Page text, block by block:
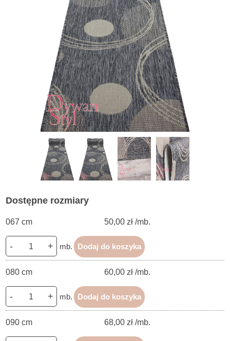
Dostępne rozmiary
067 cm 50,00 zł /mb.
- + mb. Dodaj do koszyka
080 cm 60,00 zł /mb.
- + mb. Dodaj do koszyka
090 cm 68,00 zł /mb.